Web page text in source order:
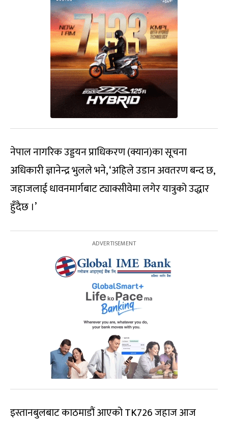
नेपाल नागरिक उड्डयन प्राधिकरण (क्यान)का सूचना
अधिकारी ज्ञानेन्द्र भुलले भने, ‘अहिले उडान अवतरण बन्द छ,
जहाजलाई धावनमार्गबाट ट्याक्सीवेमा लगेर यात्रुको उद्धार
हुँदैछ ।’
इस्तानबुलबाट काठमाडौं आएको TK726 जहाज आज